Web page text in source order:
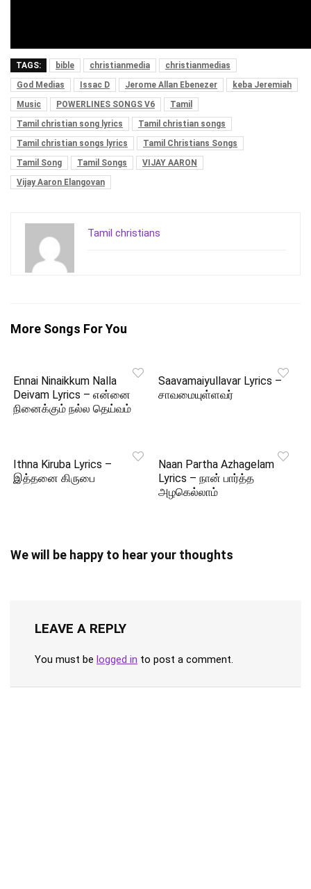
TAGS: bible christianmedia
christianmedias
God Medias
Issac D Jerome Allan Ebenezer
keba Jeremiah
Music
POWERLINES SONGS V6
Tamil
Tamil christian song lyrics
Tamil christian songs
Tamil christian songs lyrics
Tamil Christians Songs
Tamil Song
Tamil Songs
VIJAY AARON
Vijay Aaron Elangovan
Tamil christians
More Songs For You
Ennai Ninaikkum Nalla
Deivam Lyrics – என்னை
நினைக்கும் நல்ல தெய்வம்
Saavamaiyullavar Lyrics –
சாவமையுள்ளவர்
Ithna Kiruba Lyrics –
இத்தனை கிருபை
Naan Partha Azhagelam
Lyrics – நான் பார்த்த
அழகெல்லாம்
We will be happy to hear your thoughts
LEAVE A REPLY
You must be logged in to post a comment.